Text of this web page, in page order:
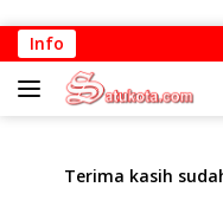
Langsung
ke
konten
Info
Terima kasih